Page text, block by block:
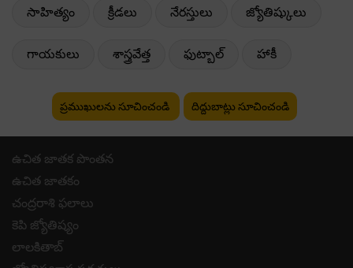
సాహిత్యం క్రీడలు నేరస్తులు జ్యోతిష్కులు
గాయకులు శాస్త్రవేత్త ఫుట్బాల్ హాకీ
ప్రముఖులను సూచించండి దిద్దుబాట్లు సూచించండి
ఉచిత జాతక పొంతన
ఉచిత జాతకం
చంద్రరాశి ఫలాలు
కెపి జ్యోతిష్యం
లాలకితాబ్